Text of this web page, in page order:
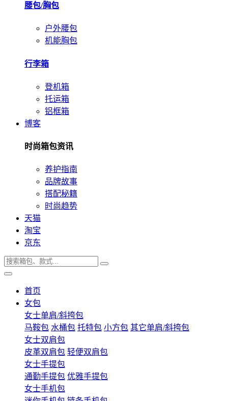
腰包/胸包
户外腰包
机能胸包
行李箱
登机箱
托运箱
铝框箱
博客
时尚箱包资讯
养护指南
品牌故事
搭配秘籍
时尚趋势
天猫
淘宝
京东
首页
女包
女士单肩/斜挎包
马鞍包 水桶包 托特包 小方包 其它单肩/斜挎包
女士双肩包
皮革双肩包 轻便双肩包
女士手提包
通勤手提包 优雅手提包
女士手机包